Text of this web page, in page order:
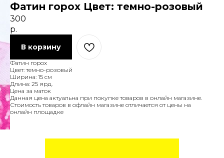
Фатин горох Цвет: темно-розовый
300
р.
В корзину
Фатин горох
Цвет: темно-розовый
Ширина: 15 см
Длина: 25 ярд.
Цена за маток
Данная цена актуальна при покупке товаров в онлайн магазине.
Стоимость товаров в офлайн магазине отличается от цены на
онлайн площадке